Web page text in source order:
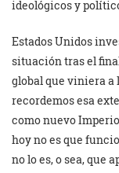
ideológicos y
Estados Unidos
situación tras el
global que viniera a
recordemos esa
como nuevo
hoy no es que
no lo es, o sea, que